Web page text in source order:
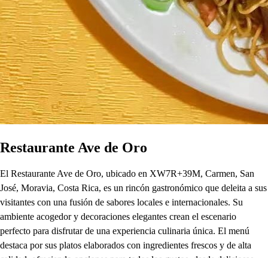
Restaurante Ave de Oro
El Restaurante Ave de Oro, ubicado en XW7R+39M, Carmen, San
José, Moravia, Costa Rica, es un rincón gastronómico que deleita a sus
visitantes con una fusión de sabores locales e internacionales. Su
ambiente acogedor y decoraciones elegantes crean el escenario
perfecto para disfrutar de una experiencia culinaria única. El menú
destaca por sus platos elaborados con ingredientes frescos y de alta